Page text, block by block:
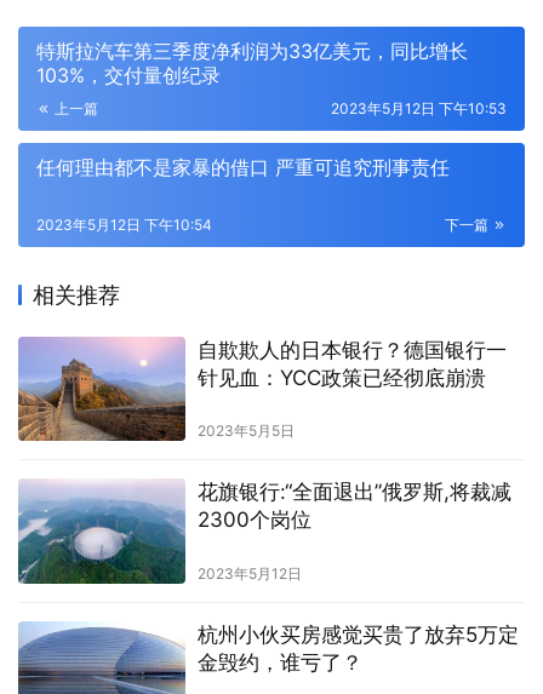
特斯拉汽车第三季度净利润为33亿美元，同比增长
103%，交付量创纪录
上一篇 2023年5月12日 下午10:53
任何理由都不是家暴的借口 严重可追究刑事责任
下一篇
2023年5月12日 下午10:54
相关推荐
自欺欺人的日本银行？德国银行一
针见血：YCC政策已经彻底崩溃
2023年5月5日
花旗银行:“全面退出”俄罗斯,将裁减
2300个岗位
2023年5月12日
杭州小伙买房感觉买贵了放弃5万定
金毁约，谁亏了？